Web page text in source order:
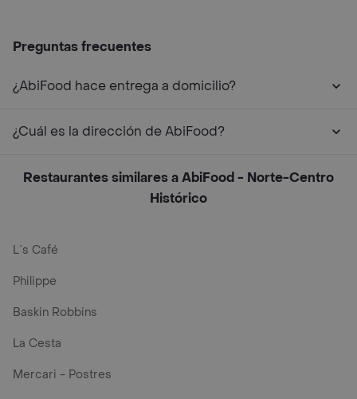
Preguntas frecuentes
¿AbiFood hace entrega a domicilio?
¿Cuál es la dirección de AbiFood?
Restaurantes similares a AbiFood - Norte-Centro
Histórico
L´s Café
Philippe
Baskin Robbins
La Cesta
Mercari - Postres